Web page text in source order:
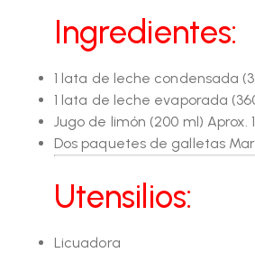
Ingredientes:
1 lata de leche condensada
1 lata de leche evaporada
Jugo de limón (200 ml) Aprox.
Dos paquetes de galletas
Utensilios:
Licuadora